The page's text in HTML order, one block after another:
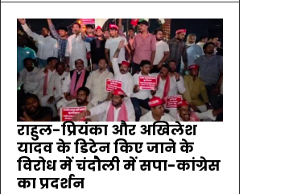
राहुल-प्रियंका और अखिलेश
यादव के डिटेन किए जाने के
विरोध में चंदौली में सपा-कांग्रेस
का प्रदर्शन